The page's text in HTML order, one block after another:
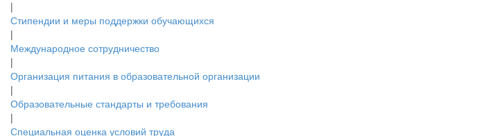
|
Стипендии и меры поддержки обучающихся
|
Международное сотрудничество
|
Организация питания в образовательной организации
|
Образовательные стандарты и требования
|
Специальная оценка условий труда